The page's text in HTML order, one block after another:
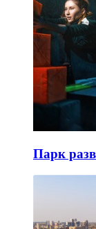
Парк